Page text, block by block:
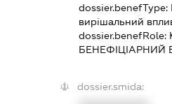
dossier.benefType:
вирішальний
dossier.benefRole:
БЕНЕФІЦІАРНИЙ
dossier.smida: